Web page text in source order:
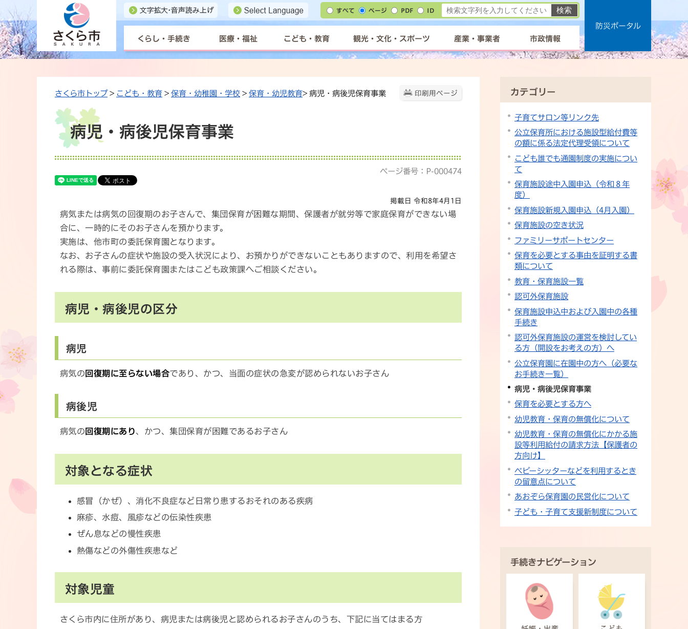
すべて ページ PDF ID
くらし・手続き 医療・福祉 こども・教育 観光・文化・スポーツ 産業・事業者 市政情報
防災ポータル
印刷用ページ
さくら市トップ> こども・教育 > 保育・幼稚園・学校 > 保育・幼児教育> 病児・病後児保育事業
病児・病後児保育事業
ページ番号：P-000474
掲載日 令和8年4月1日
病気または病気の回復期のお子さんで、集団保育が困難な期間、保護者が就労等で家庭保育ができない場
合に、一時的にそのお子さんを預かります。
実施は、他市町の委託保育園となります。
なお、お子さんの症状や施設の受入状況により、お預かりができないこともありますので、利用を希望さ
れる際は、事前に委託保育園またはこども政策課へご相談ください。
病児・病後児の区分
病児
病気の 回復期に至らない場合であり、かつ、当面の症状の急変が認められないお子さん
病後児
病気の 回復期にあり、かつ、集団保育が困難であるお子さん
対象となる症状
感冒（かぜ）、消化不良症など日常り患するおそれのある疾病
麻疹、水痘、風疹などの伝染性疾患
ぜん息などの慢性疾患
熱傷などの外傷性疾患など
対象児童
さくら市内に住所があり、病児または病後児と認められるお子さんのうち、下記に当てはまる方
カテゴリー
子育てサロン等リンク先
公立保育所における施設型給付費等
の額に係る法定代理受領について
こども誰でも通園制度の実施につい
て
保育施設途中入園申込（令和８年
度）
保育施設新規入園申込（4月入園）
保育施設の空き状況
ファミリーサポートセンター
保育を必要とする事由を証明する書
類について
教育・保育施設一覧
認可外保育施設
保育施設申込中および入園中の各種
手続き
認可外保育施設の運営を検討してい
る方（開設をお考えの方）へ
公立保育園に在園中の方へ（必要な
お手続き一覧）
病児・病後児保育事業
保育を必要とする方へ
幼児教育・保育の無償化について
幼児教育・保育の無償化にかかる施
設等利用給付の請求方法【保護者の
方向け】
ベビーシッターなどを利用するとき
の留意点について
あおぞら保育園の民営化について
子ども・子育て支援新制度について
手続きナビゲーション